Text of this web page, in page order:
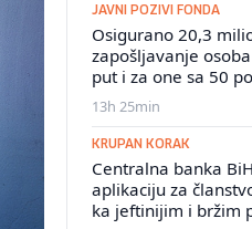
JAVNI POZIVI FONDA
Osigurano 20,3
zapošljavanje
put i za one sa 50
13h 25min
KRUPAN KORAK
Centralna banka
aplikaciju za
ka jeftinijim i bržim